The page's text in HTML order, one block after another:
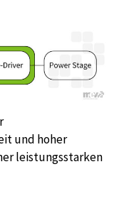
und hoher
leistungsstarken